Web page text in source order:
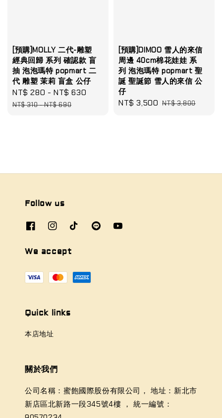
[預購]MOLLY 二代-雕塑
經典回歸 系列 確認款 盲
抽 泡泡瑪特 popmart 二
代 雕塑 茉莉 盲盒 公仔
Sale
price
NT$ 280 -NT$ 630
Regular
NT$ 310-NT$ 690
[預購]DIMOO 雪人的來信
周邊 40cm棉花娃娃 系
列 泡泡瑪特 popmart 聖
誕 聖誕節 雪人的來信 公
仔
Sale
NT$ 3,500 Regular
NT$ 3,800
Follow us
We accept
Quick links
本店地址
關於我們
公司名稱：蜜飽國際股份有限公司， 地址：新北市
新店區北新路一段345號4樓 ， 統一編號：